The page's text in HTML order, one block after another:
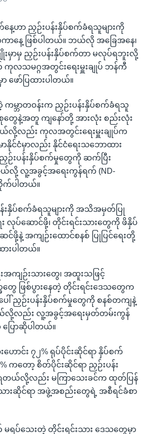
ေ့ဟာ ညှဉ်းပန်းနှိပ်စက်ခံရသူများကို
ာနေ့ ဖြစ်ပါတယ်။ ဘယ်လို အခြေအနေ၊
မှာမှ ညှဉ်းပန်းနှိပ်စက်တာ မလုပ်ရဘူးလို့
လသမဂ္ဂအတွင်းရေးမှူးချုပ် ဘန်ကီ
ော်ပြထားပါတယ်။
ကမ္ဘာတဝန်းက ညှဉ်းပန်းနှိပ်စက်ခံရသူ
ေနဲ့အတူ ကျနော်တို့ အားလုံး စည်းလုံး
လို့လည်း ကုလအတွင်းရေးမှူးချုပ်က
ာနိုင်ငံမှာလည်း နိုင်ငံရေးသဘောထား
ဉ်းပန်းနှိပ်စက်မှုတွေကို ဆက်ပြီး
ယ်လို့ လူ့အခွင့်အရေးကွန်ရက် (ND-
က်ပါတယ်။
းနှိပ်စက်ခံရသူများကို အသိအမှတ်ပြု
လုပ်ဆောင်ဖို့၊ တိုင်းရင်းသားတွေကို ဖိနှိပ်
ဖို့နဲ့ အကျဉ်းထောင်စနစ် ပြုပြင်ရေးတို့
းပါတယ်။
ေးအကျဉ်းသားတွေ၊ အထူးသဖြင့်
ေ ဖြစ်ပွားနေတဲ့ တိုင်းရင်းဒေသတွေက
ေါ် ညှဉ်းပန်းနှိပ်စက်မှုတွေကို စနစ်တကျနဲ့
ယ်လို့လည်း လူ့အခွင့်အရေးမှတ်တမ်းကွန်
ပြောဆိုပါတယ်။
ဟောင်း ၇၂% ရုပ်ပိုင်းဆိုင်ရာ နှိပ်စက်
% ကတော့ စိတ်ပိုင်းဆိုင်ရာ ညှဉ်းပန်း
တယ်လို့လည်း မကြာသေးခင်က ထုတ်ပြန်
ားဆိုင်ရာ အဖွဲ့အစည်းတွေရဲ့ အစီရင်ခံစာ
မရပ်သေးတဲ့ တိုင်းရင်းသား ဒေသတွေမှာ